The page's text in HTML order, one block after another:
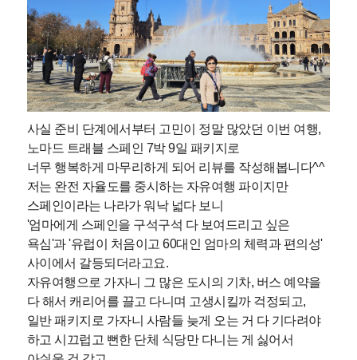
사실 준비 단계에서부터 고민이 정말 많았던 이번 여행,
노마드 트래블 스페인 7박 9일 패키지로
너무 행복하게 마무리하게 되어 리뷰를 작성해봅니다^^
저는 완전 자율도를 중시하는 자유여행 파이지만
스페인이라는 나라가 워낙 넓다 보니
'엄마에게 스페인을 구석구석 다 보여드리고 싶은
욕심'과 '유럽이 처음이고 60대인 엄마의 체력과 편의성'
사이에서 갈등되더라고요.
자유여행으로 가자니 그 많은 도시의 기차, 버스 예약을
다 해서 캐리어를 끌고 다니며 고생시킬까 걱정되고,
일반 패키지로 가자니 사람들 늦게 오는 거 다 기다려야
하고 시끄럽고 뻔한 단체 식당만 다니는 게 싫어서